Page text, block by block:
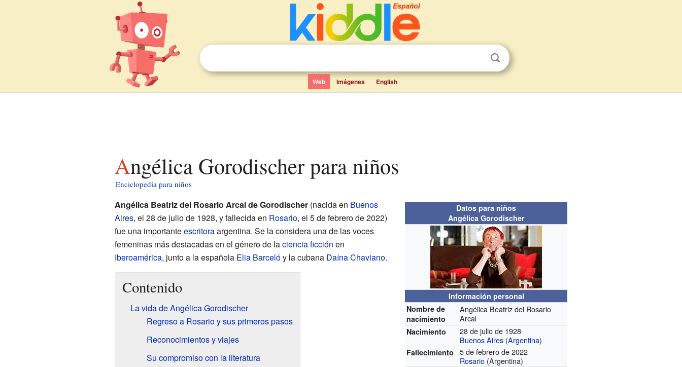
Web Imágenes English
Angélica Gorodischer para niños
Enciclopedia para niños
Datos para niños
Angélica Gorodischer
Información personal
Nombre de
nacimiento
Angélica Beatriz del Rosario
Arcal
Nacimiento
28 de julio de 1928
Buenos Aires (Argentina)
Fallecimiento
5 de febrero de 2022
Rosario (Argentina)
Angélica Beatriz del Rosario Arcal de Gorodischer(nacida en Buenos
Aires, el 28 de julio de 1928, y fallecida en Rosario, el 5 de febrero de 2022)
fue una importanteescritoraargentina. Se la considera una de las voces
femeninas más destacadas en el género de laciencia ficción en
Iberoamérica, junto a la española Elia Barcelóy la cubana Daína Chaviano.
Contenido
La vida de Angélica Gorodischer
Regreso a Rosario y sus primeros pasos
Reconocimientos y viajes
Su compromiso con la literatura